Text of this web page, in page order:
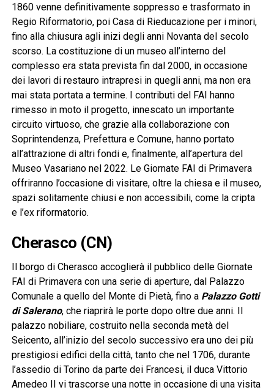
1860 venne definitivamente soppresso e trasformato in
Regio Riformatorio, poi Casa di Rieducazione per i minori,
fino alla chiusura agli inizi degli anni Novanta del secolo
scorso. La costituzione di un museo all’interno del
complesso era stata prevista fin dal 2000, in occasione
dei lavori di restauro intrapresi in quegli anni, ma non era
mai stata portata a termine. I contributi del FAI hanno
rimesso in moto il progetto, innescato un importante
circuito virtuoso, che grazie alla collaborazione con
Soprintendenza, Prefettura e Comune, hanno portato
all’attrazione di altri fondi e, finalmente, all’apertura del
Museo Vasariano nel 2022. Le Giornate FAI di Primavera
offriranno l’occasione di visitare, oltre la chiesa e il museo,
spazi solitamente chiusi e non accessibili, come la cripta
e l’ex riformatorio.
Cherasco (CN)
Il borgo di Cherasco accoglierà il pubblico delle Giornate
FAI di Primavera con una serie di aperture, dal Palazzo
Comunale a quello del Monte di Pietà, fino a Palazzo Gotti
di Salerano, che riaprirà le porte dopo oltre due anni. Il
palazzo nobiliare, costruito nella seconda metà del
Seicento, all’inizio del secolo successivo era uno dei più
prestigiosi edifici della città, tanto che nel 1706, durante
l’assedio di Torino da parte dei Francesi, il duca Vittorio
Amedeo II vi trascorse una notte in occasione di una visita